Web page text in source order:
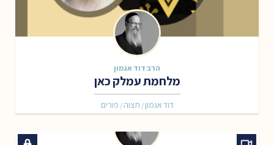
הרב דוד אגמון
מלחמת עמלק כאן
פורים / תצוה /דוד אגמון